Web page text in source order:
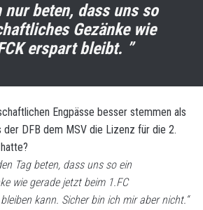
nur beten, dass uns so
Gezänke wie
erspart bleibt. ”
Engpässe besser stemmen als
der DFB dem MSV die Lizenz für die 2.
Tag beten, dass uns so ein
wie gerade jetzt beim 1.FC
kann. Sicher bin ich mir aber nicht.“